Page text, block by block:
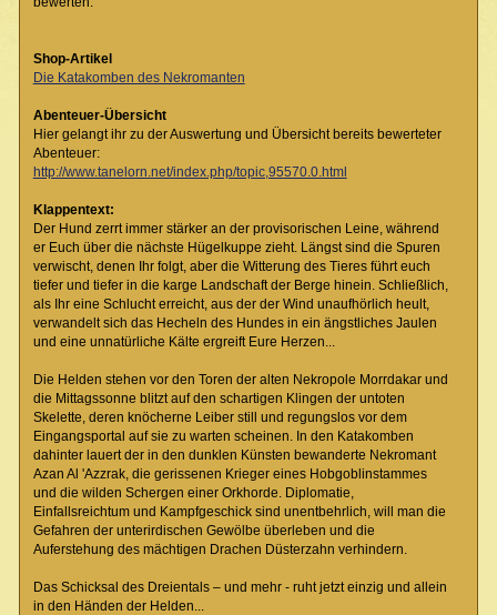
Shop-Artikel
Die Katakomben des Nekromanten
Abenteuer-Übersicht
Hier gelangt ihr zu der Auswertung und Übersicht bereits bewerteter
Abenteuer:
http://www.tanelorn.net/index.php/topic,95570.0.html
Klappentext:
Der Hund zerrt immer stärker an der provisorischen Leine, während
er Euch über die nächste Hügelkuppe zieht. Längst sind die Spuren
verwischt, denen Ihr folgt, aber die Witterung des Tieres führt euch
tiefer und tiefer in die karge Landschaft der Berge hinein. Schließlich,
als Ihr eine Schlucht erreicht, aus der der Wind unaufhörlich heult,
verwandelt sich das Hecheln des Hundes in ein ängstliches Jaulen
und eine unnatürliche Kälte ergreift Eure Herzen...
Die Helden stehen vor den Toren der alten Nekropole Morrdakar und
die Mittagssonne blitzt auf den schartigen Klingen der untoten
Skelette, deren knöcherne Leiber still und regungslos vor dem
Eingangsportal auf sie zu warten scheinen. In den Katakomben
dahinter lauert der in den dunklen Künsten bewanderte Nekromant
Azan Al 'Azzrak, die gerissenen Krieger eines Hobgoblinstammes
und die wilden Schergen einer Orkhorde. Diplomatie,
Einfallsreichtum und Kampfgeschick sind unentbehrlich, will man die
Gefahren der unterirdischen Gewölbe überleben und die
Auferstehung des mächtigen Drachen Düsterzahn verhindern.
Das Schicksal des Dreientals – und mehr - ruht jetzt einzig und allein
in den Händen der Helden...